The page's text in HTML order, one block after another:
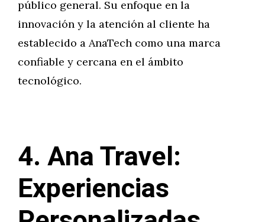
público general. Su enfoque en la
innovación y la atención al cliente ha
establecido a AnaTech como una marca
confiable y cercana en el ámbito
tecnológico.
4. Ana Travel:
Experiencias